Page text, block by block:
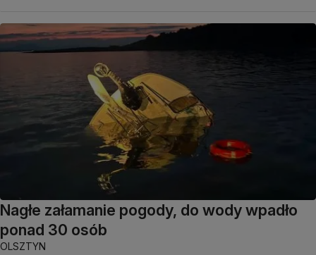
Nagłe załamanie pogody, do wody wpadło
ponad 30 osób
OLSZTYN